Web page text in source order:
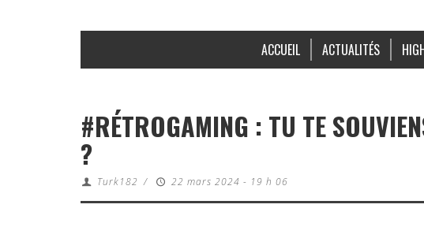
ACCUEIL ACTUALITÉS
#RÉTROGAMING : TU TE
?
Turk182 / 22 mars 2024 - 19 h 06